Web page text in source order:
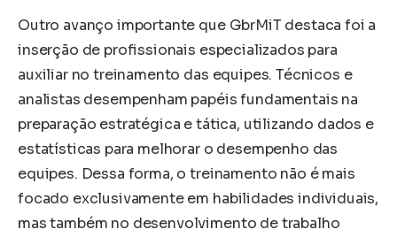
Outro avanço importante que GbrMiT destaca foi a
inserção de profissionais especializados para
auxiliar no treinamento das equipes. Técnicos e
analistas desempenham papéis fundamentais na
preparação estratégica e tática, utilizando dados e
estatísticas para melhorar o desempenho das
equipes. Dessa forma, o treinamento não é mais
focado exclusivamente em habilidades individuais,
mas também no desenvolvimento de trabalho